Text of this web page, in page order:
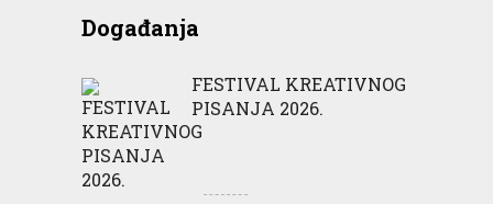
Događanja
FESTIVAL KREATIVNOG
PISANJA 2026.